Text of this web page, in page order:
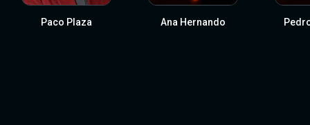
Paco Plaza Ana Hernando